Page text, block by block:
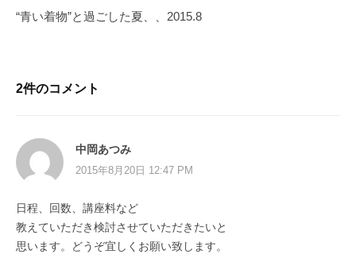
ゲ
ン
“青い着物”と過ごした夏、、2015.8
2件のコメント
中岡あつみ
2015年8月20日 12:47 PM
日程、回数、講座料など
教えていただき検討させていただきたいと
思います。どうぞ宜しくお願い致します。